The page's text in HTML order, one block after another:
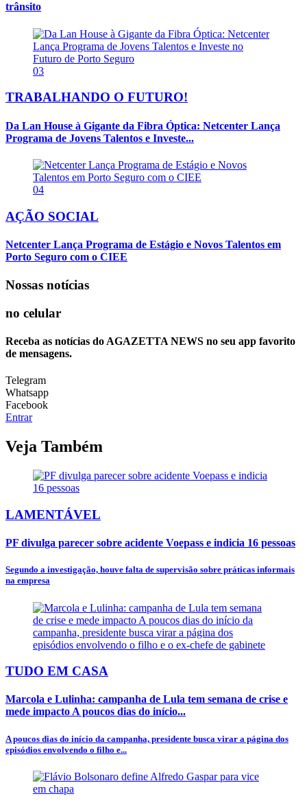
trânsito
03
TRABALHANDO O FUTURO!
Da Lan House à Gigante da Fibra Óptica: Netcenter Lança
Programa de Jovens Talentos e Investe...
04
AÇÃO SOCIAL
Netcenter Lança Programa de Estágio e Novos Talentos em
Porto Seguro com o CIEE
Nossas notícias
no celular
Receba as notícias do AGAZETTA NEWS no seu app favorito
de mensagens.
Telegram
Whatsapp
Facebook
Entrar
Veja Também
LAMENTÁVEL
PF divulga parecer sobre acidente Voepass e indicia 16 pessoas
Segundo a investigação, houve falta de supervisão sobre práticas informais
na empresa
TUDO EM CASA
Marcola e Lulinha: campanha de Lula tem semana de crise e
mede impacto A poucos dias do início...
A poucos dias do início da campanha, presidente busca virar a página dos
episódios envolvendo o filho e...